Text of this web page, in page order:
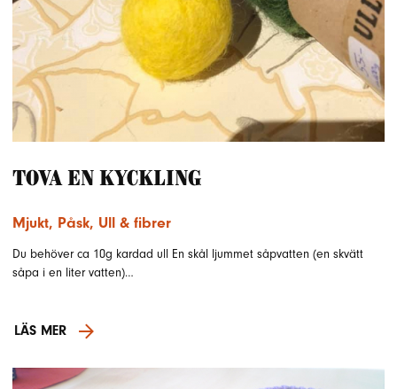
Tova en kyckling
Mjukt, Påsk, Ull & fibrer
Du behöver ca 10g kardad ull En skål ljummet såpvatten (en skvätt
såpa i en liter vatten)…
LÄS MER